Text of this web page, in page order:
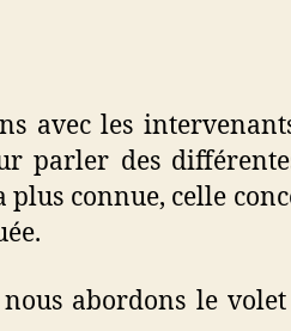
avec les
parler des
plus connue, celle
abordons le